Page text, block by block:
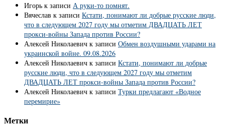
Игорь к записи А руки-то помнят.
Вячеслав к записи Кстати, понимают ли добрые русские люди,
что в следующем 2027 году мы отметим ДВАДЦАТЬ ЛЕТ
прокси-войны Запада против России?
Алексей Николаевич к записи Обмен воздушными ударами на
украинской войне. 09.08.2026
Алексей Николаевич к записи Кстати, понимают ли добрые
русские люди, что в следующем 2027 году мы отметим
ДВАДЦАТЬ ЛЕТ прокси-войны Запада против России?
Алексей Николаевич к записи Турки предлагают «Водное
перемирие»
Метки